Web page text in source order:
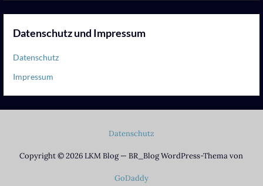
Datenschutz und Impressum
Datenschutz
Impressum
Datenschutz
Copyright © 2026 LKM Blog — BR_Blog WordPress-Thema von
GoDaddy